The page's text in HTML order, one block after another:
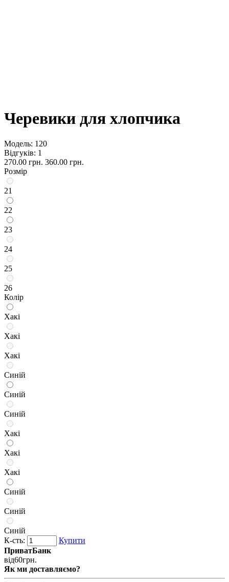
Черевики для хлопчика
Модель: 120
Відгуків: 1
270.00 грн. 360.00 грн.
Розмір
21
22
23
24
25
26
Колір
Хакі
Хакі
Хакі
Синій
Синій
Синій
Хакі
Хакі
Хакі
Синій
Синій
Синій
К-сть:
Купити
ПриватБанк
від60грн.
Як ми доставляємо?